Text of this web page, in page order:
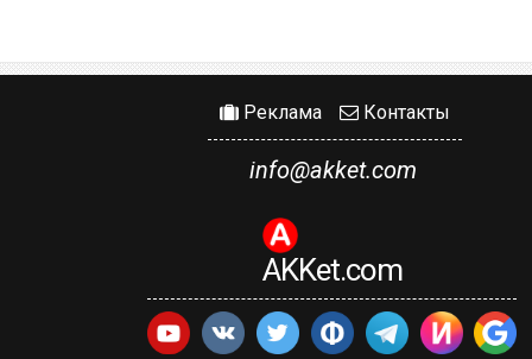
Реклама Контакты
info@akket.com
AKKet.com